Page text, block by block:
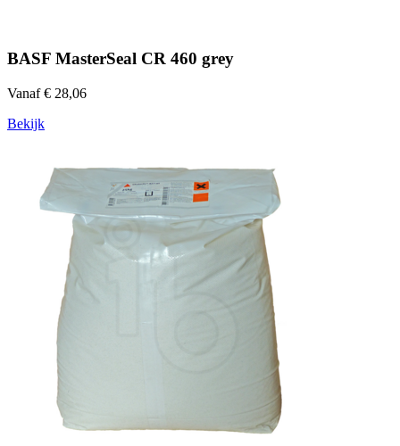
BASF MasterSeal CR 460 grey
Vanaf € 28,06
Bekijk